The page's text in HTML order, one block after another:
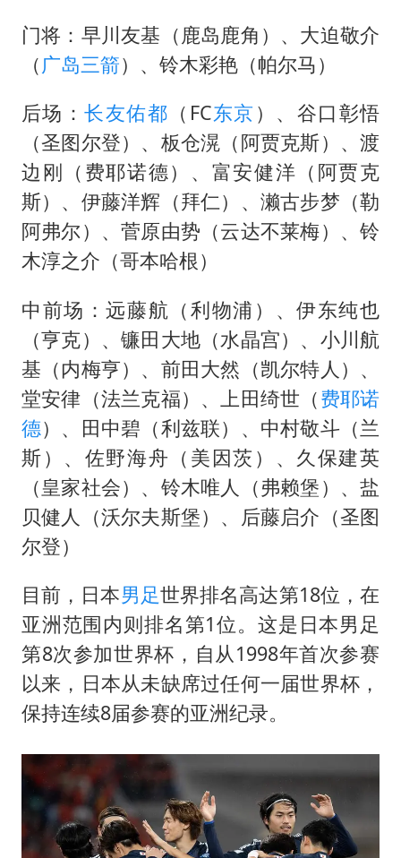
门将：早川友基（鹿岛鹿角）、大迫敬介
（广岛三箭）、铃木彩艳（帕尔马）
后场：长友佑都 （FC东京 ）、谷口彰悟
（圣图尔登）、板仓滉（阿贾克斯）、渡
边刚（ 费耶诺德）、富安健洋（阿贾克
斯）、伊藤洋辉（拜仁）、濑古步梦（勒
阿弗尔）、菅原由势（云达不莱梅）、铃
木淳之介（哥本哈根）
中前场：远藤航（利物浦）、伊东纯也
（亨克）、镰田大地（水晶宫）、小川航
基（内梅亨）、前田大然（凯尔特人）、
堂安律（法兰克福）、上田绮世（费耶诺
德）、田中碧（利兹联）、中村敬斗（兰
斯）、佐野海舟（美因茨）、久保建英
（皇家社会）、铃木唯人（弗赖堡）、盐
贝健人（沃尔夫斯堡）、后藤启介（圣图
尔登）
目前，日本男足世界排名高达第18位，在
亚洲范围内则排名第1位。这是日本男足
第8次参加世界杯，自从1998年首次参赛
以来，日本从未缺席过任何一届世界杯，
保持连续8届参赛的亚洲纪录。